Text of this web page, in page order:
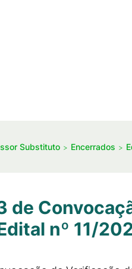
Substituto Encerrados
de
nº 11/